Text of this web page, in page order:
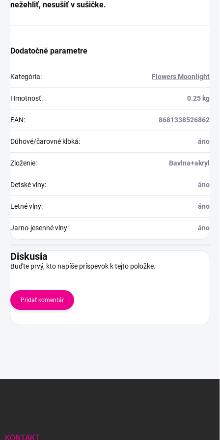
nežehliť, nesušiť v sušičke.
Dodatočné parametre
Kategória: Flowers Moonlight
Hmotnosť: 0.25 kg
EAN: 8681338526862
Dúhové/čarovné klbká: áno
Zloženie: Bavlna+akryl
Detské vlny: áno
Letné vlny: áno
Jarno-jesenné vlny: áno
Diskusia
Buďte prvý, kto napíše príspevok k tejto položke.
Pridať komentár
KONTAKT